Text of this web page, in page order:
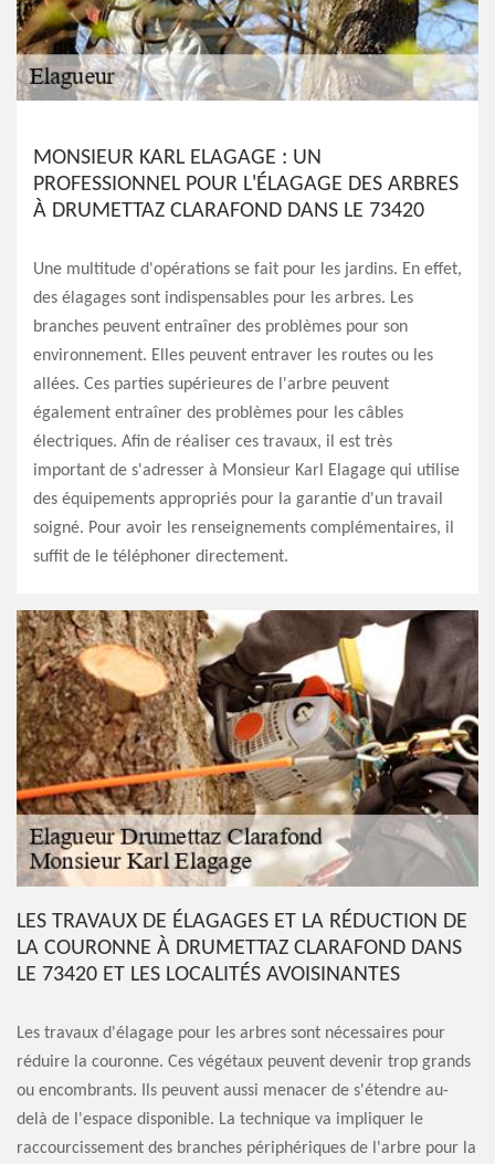
MONSIEUR KARL ELAGAGE : UN
PROFESSIONNEL POUR L'ÉLAGAGE DES ARBRES
À DRUMETTAZ CLARAFOND DANS LE 73420
Une multitude d'opérations se fait pour les jardins. En effet,
des élagages sont indispensables pour les arbres. Les
branches peuvent entraîner des problèmes pour son
environnement. Elles peuvent entraver les routes ou les
allées. Ces parties supérieures de l'arbre peuvent
également entraîner des problèmes pour les câbles
électriques. Afin de réaliser ces travaux, il est très
important de s'adresser à Monsieur Karl Elagage qui utilise
des équipements appropriés pour la garantie d'un travail
soigné. Pour avoir les renseignements complémentaires, il
suffit de le téléphoner directement.
LES TRAVAUX DE ÉLAGAGES ET LA RÉDUCTION DE
LA COURONNE À DRUMETTAZ CLARAFOND DANS
LE 73420 ET LES LOCALITÉS AVOISINANTES
Les travaux d'élagage pour les arbres sont nécessaires pour
réduire la couronne. Ces végétaux peuvent devenir trop grands
ou encombrants. Ils peuvent aussi menacer de s'étendre au-
delà de l'espace disponible. La technique va impliquer le
raccourcissement des branches périphériques de l'arbre pour la